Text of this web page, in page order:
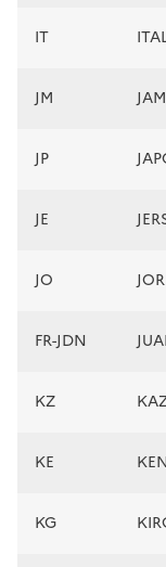
IT
JM
JP
JE
JO
FR-JDN
KZ
KE
KG